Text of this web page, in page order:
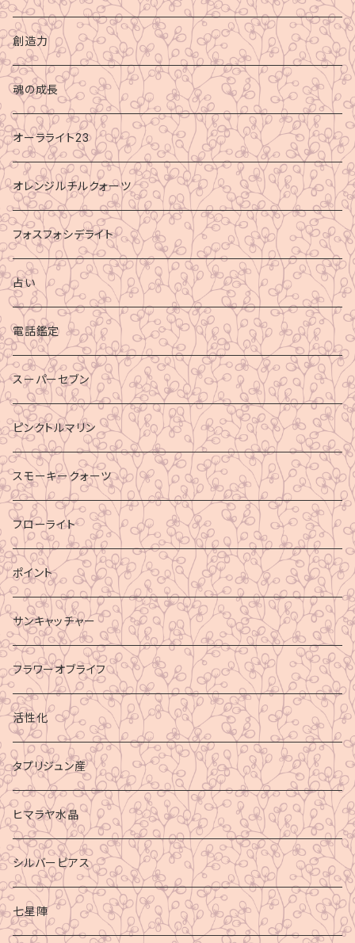
創造力
魂の成長
オーラライト23
オレンジルチルクォーツ
フォスフォシデライト
占い
電話鑑定
スーパーセブン
ピンクトルマリン
スモーキークォーツ
フローライト
ポイント
サンキャッチャー
フラワーオブライフ
活性化
タプリジュン産
ヒマラヤ水晶
シルバーピアス
七星陣